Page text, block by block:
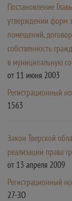
Постановление
утверждении форм
помещений,
собственность
в муниципальную
от 11 июня 2003
Регистрационный
1563
Закон Тверской
реализации права
от 13 апреля 2009
Регистрационный
27-ЗО